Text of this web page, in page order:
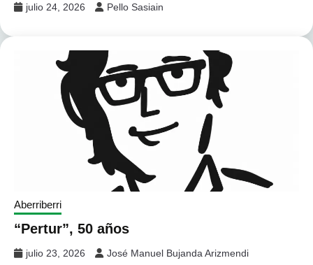
julio 24, 2026 Pello Sasiain
Aberriberri
“Pertur”, 50 años
julio 23, 2026 José Manuel Bujanda Arizmendi